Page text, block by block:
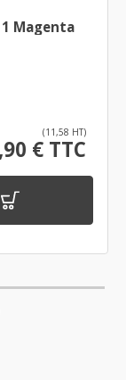
Magenta
(11,58 HT)
€ TTC